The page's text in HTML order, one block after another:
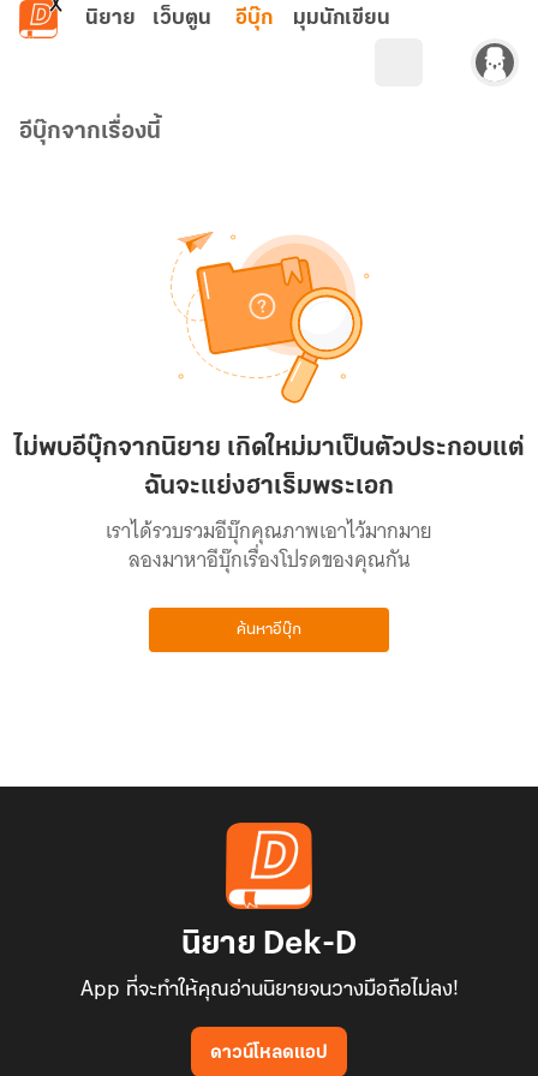
ข้ามไปยังเนื้อหาหลัก
นิยาย เว็บตูน อีบุ๊ก มุมนักเขียน
อีบุ๊กจากเรื่องนี้
ไม่พบอีบุ๊กจากนิยาย เกิดใหม่มาเป็นตัวประกอบแต่
ฉันจะแย่งฮาเร็มพระเอก
เราได้รวบรวมอีบุ๊กคุณภาพเอาไว้มากมาย
ลองมาหาอีบุ๊กเรื่องโปรดของคุณกัน
ค้นหาอีบุ๊ก
นิยาย Dek-D
App ที่จะทำให้คุณอ่านนิยายจนวางมือถือไม่ลง!
ดาวน์โหลดแอป